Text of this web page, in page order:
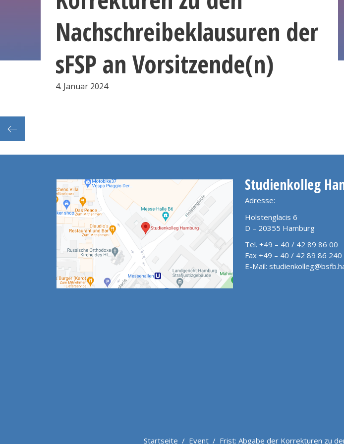
Nachschreibeklausuren der
sFSP an Vorsitzende(n)
4. Januar 2024
Studienkolleg
Adresse:
Holstenglacis 6
D – 20355 Hamburg
Tel. +49 – 40 / 42 89 86 00
Fax +49 – 40 / 42 89 86 240
E-Mail:
Startseite / Event / Frist: Abgabe der Korrekturen zu